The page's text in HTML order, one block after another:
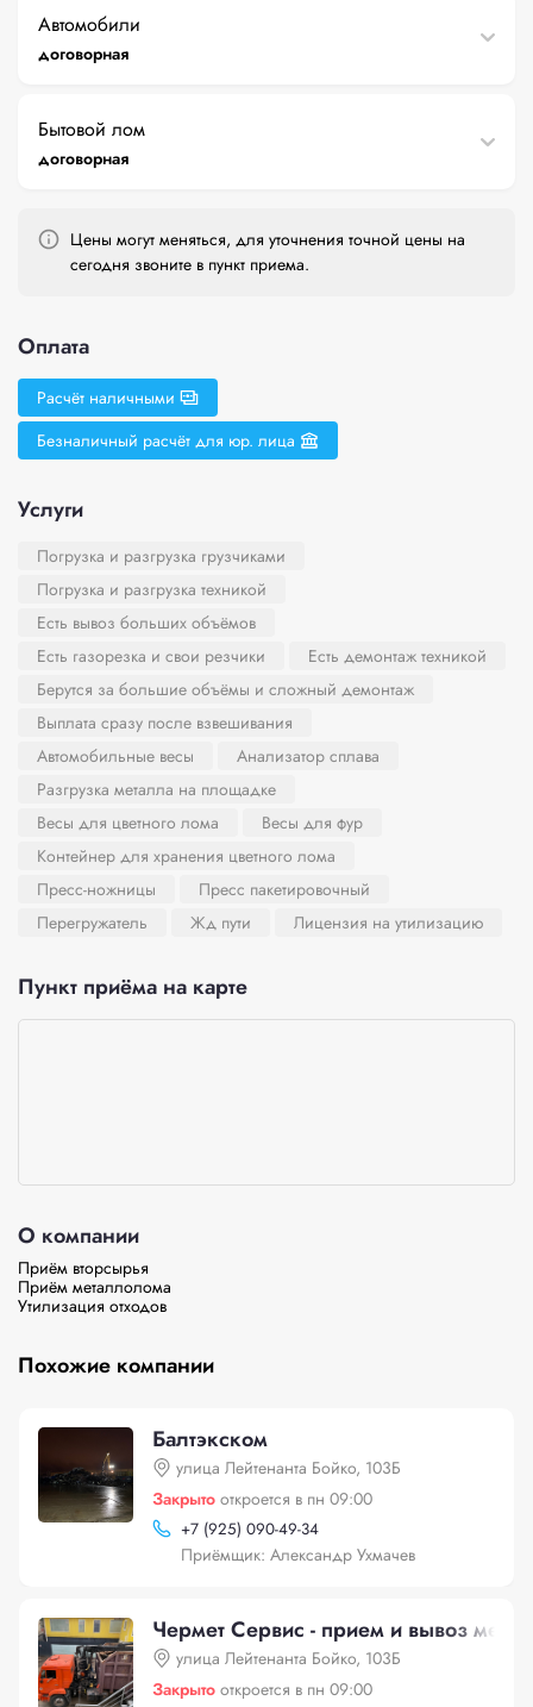
Автомобили
договорная
Бытовой лом
договорная
Цены могут меняться, для уточнения точной цены на
сегодня звоните в пункт приема.
Оплата
Расчёт наличными
Безналичный расчёт для юр. лица
Услуги
Погрузка и разгрузка грузчиками
Погрузка и разгрузка техникой
Есть вывоз больших объёмов
Есть газорезка и свои резчики
Есть демонтаж техникой
Берутся за большие объёмы и сложный демонтаж
Выплата сразу после взвешивания
Автомобильные весы
Анализатор сплава
Разгрузка металла на площадке
Весы для цветного лома
Весы для фур
Контейнер для хранения цветного лома
Пресс-ножницы
Пресс пакетировочный
Перегружатель
Жд пути Лицензия на утилизацию
Пункт приёма на карте
О компании
Приём вторсырья
Приём металлолома
Утилизация отходов
Похожие компании
Балтэкском
улица Лейтенанта Бойко, 103Б
Закрыто откроется в пн 09:00
+7 (925) 090-49-34
Приёмщик: Александр Ухмачев
Чермет Сервис - прием и вывоз
улица Лейтенанта Бойко, 103Б
Закрыто откроется в пн 09:00